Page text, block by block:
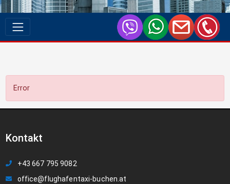
Error
Kontakt
+43 667 795 9082
office@flughafentaxi-buchen.at